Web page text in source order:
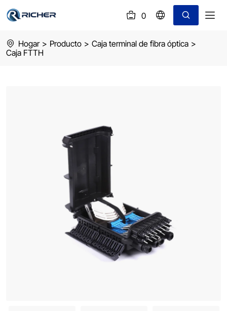
0
Water-
proof
Distribution
Hogar > Producto > Caja terminal de fibra óptica >
Caja FTTH